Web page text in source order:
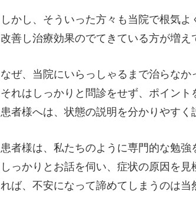
しかし、そういった方々も当院で根気
改善し治療効果のでてきている方が増え
なぜ、当院にいらっしゃるまで治らなか
それはしっかりと問診をせず、ポイント
患者様へは、状態の説明を分かりやすく
患者様は、私たちのように専門的な勉
しっかりとお話を伺い、症状の原因を
れば、不安になって諦めてしまうのは当